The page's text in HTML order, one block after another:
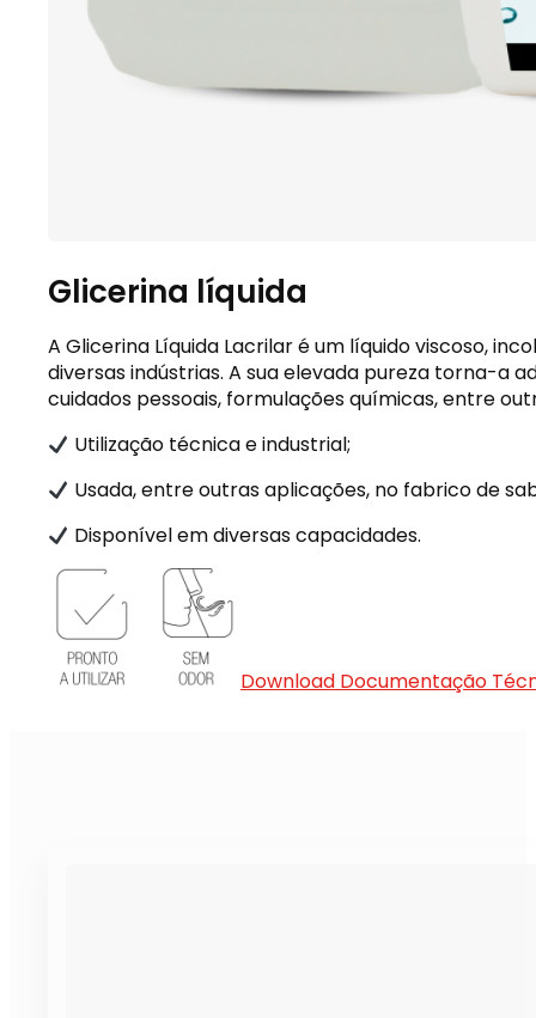
Glicerina líquida
A Glicerina Líquida Lacrilar é um líquido viscoso,
diversas indústrias. A sua elevada pureza torna-a
cuidados pessoais, formulações químicas, entre
Utilização técnica e industrial;
Usada, entre outras aplicações, no fabrico de
Disponível em diversas capacidades.
Download Documentação